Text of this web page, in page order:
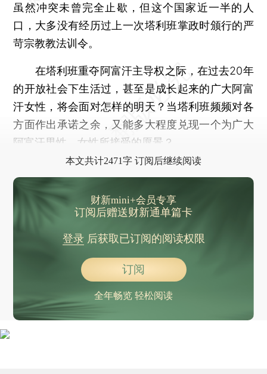
虽然冲突未曾完全止歇，但这个国家近一半的人
口，大多没有经历过上一次塔利班掌政时颁行的严
苛宗教教法训令。
在塔利班重夺阿富汗主导权之际，在过去20年
的开放社会下生活过，甚至是成长起来的广大阿富
汗女性，将会面对怎样的明天？当塔利班频频对各
方面作出承诺之余，又能多大程度兑现一个为广大
阿富汗男性、女性所接受的愿景？
本文共计2471字 订阅后继续阅读
财新mini+会员专享
订阅后赠送财新通单篇卡
登录后获取已订阅的阅读权限
订阅
全年畅览 轻松阅读